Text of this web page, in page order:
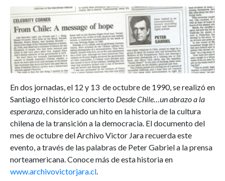
En dos jornadas, el 12 y 13 de octubre de 1990, se realizó en
Santiago el histórico concierto Desde Chile…un abrazo a la
esperanza , considerado un hito en la historia de la cultura
chilena de la transición a la democracia. El documento del
mes de octubre del Archivo Victor Jara recuerda este
evento, a través de las palabras de Peter Gabriel a la prensa
norteamericana. Conoce más de esta historia en
www.archivovictorjara.cl